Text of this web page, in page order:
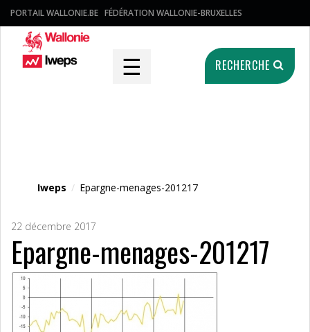
PORTAIL WALLONIE.BE FÉDÉRATION WALLONIE-BRUXELLES
☰ RECHERCHE
Iweps / Epargne-menages-201217
22 décembre 2017
Epargne-menages-201217